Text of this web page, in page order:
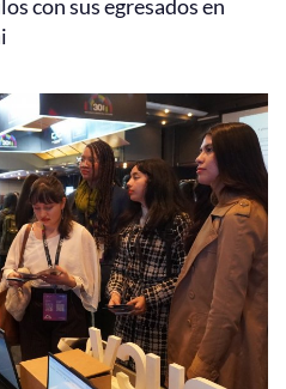
con sus egresados en